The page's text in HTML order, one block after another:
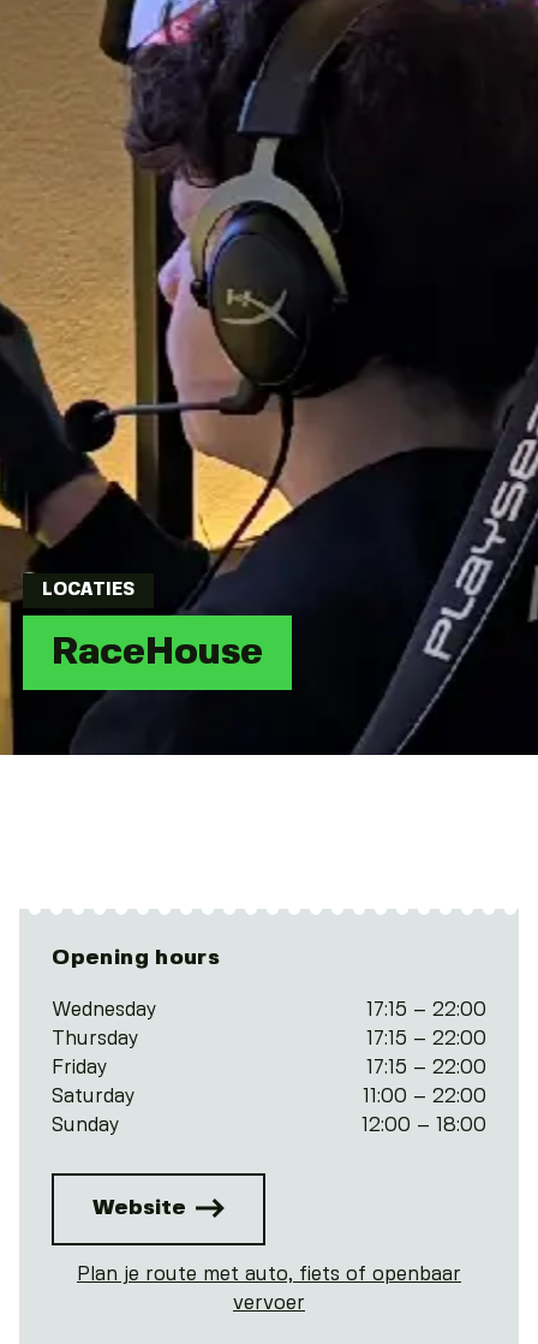
LOCATIES
RaceHouse
Opening hours
Wednesday
17:15 – 22:00
Thursday
17:15 – 22:00
Friday
17:15 – 22:00
Saturday
11:00 – 22:00
Sunday
12:00 – 18:00
Website
Plan je route met auto, fiets of openbaar
vervoer